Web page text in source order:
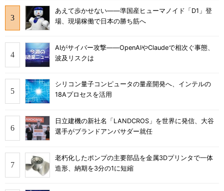
あえて歩かせない――準国産ヒューマノイド「D1」登
場、現場稼働で日本の勝ち筋へ
AIがサイバー攻撃――OpenAIやClaudeで相次ぐ事態、
波及リスクは
シリコン量子コンピュータの量産開発へ、インテルの
18Aプロセスを活用
日立建機の新社名「LANDCROS」を世界に発信、大谷
選手がブランドアンバサダー就任
老朽化したポンプの主要部品を金属3Dプリンタで一体
造形、納期を3分の1に短縮